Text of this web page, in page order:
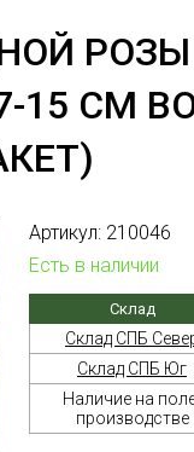
7-15 СМ
Артикул: 210046
Есть в наличии
Склад
Склад СПБ
Склад СПБ Юг
Наличие на
производстве